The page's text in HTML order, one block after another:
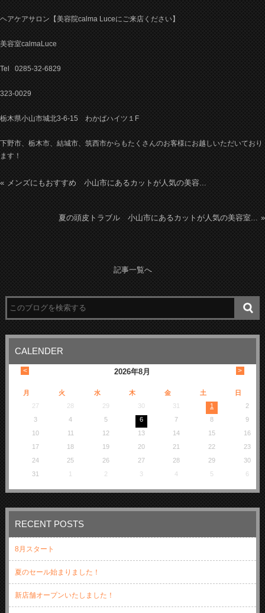
ヘアケアサロン【美容院calma Luceにご来店ください】
美容室calmaLuce
Tel 0285-32-6829
323-0029
栃木県小山市城北3-6-15 わかばハイツ１F
下野市、栃木市、結城市、筑西市からもたくさんのお客様にお越しいただいており
ます！
メンズにもおすすめ 小山市にあるカットが人気の美容...
夏の頭皮トラブル 小山市にあるカットが人気の美容室...
記事一覧へ
CALENDER
2026年8月
< >
月 火 水 木 金 土
日
27
28 29 30 31 1
2
3
4 5 6 7 8
9
10
11 12 13 14 15
16
17
18 19 20 21 22
23
24
25 26 27 28 29
30
31
1 2 3 4 5 6
RECENT POSTS
8月スタート
夏のセール始まりました！
新店舗オープンいたしました！